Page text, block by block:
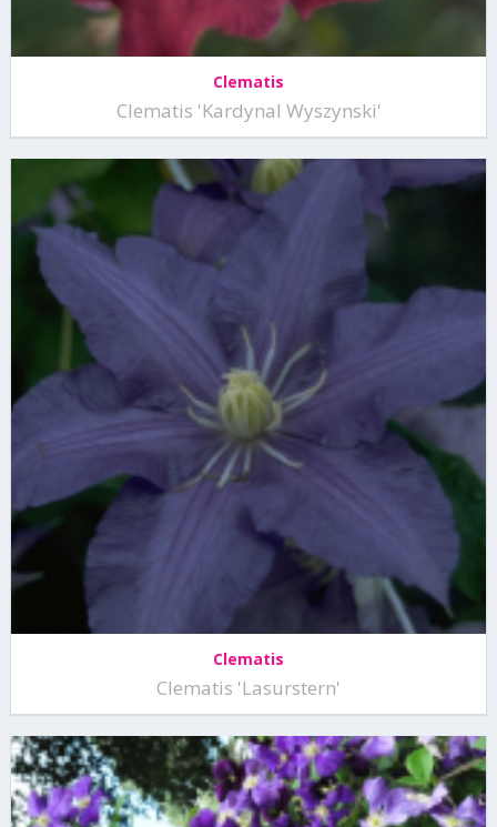
Clematis
Clematis 'Kardynal Wyszynski'
Clematis
Clematis 'Lasurstern'